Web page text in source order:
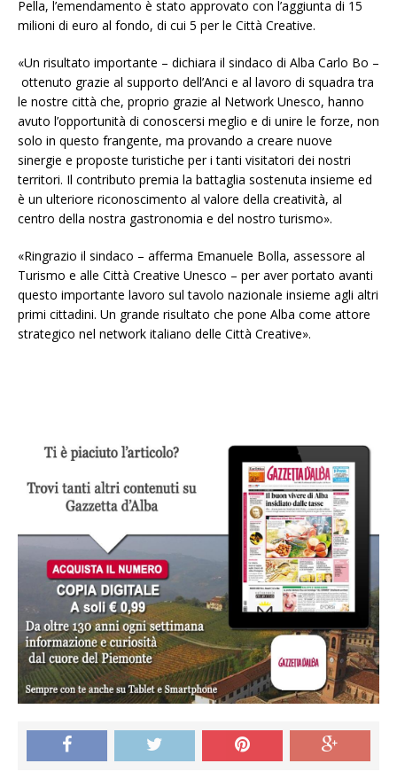
Pella, l’emendamento è stato approvato con l’aggiunta di 15
milioni di euro al fondo, di cui 5 per le Città Creative.
«Un risultato importante – dichiara il sindaco di Alba Carlo Bo –
ottenuto grazie al supporto dell’Anci e al lavoro di squadra tra
le nostre città che, proprio grazie al Network Unesco, hanno
avuto l’opportunità di conoscersi meglio e di unire le forze, non
solo in questo frangente, ma provando a creare nuove
sinergie e proposte turistiche per i tanti visitatori dei nostri
territori. Il contributo premia la battaglia sostenuta insieme ed
è un ulteriore riconoscimento al valore della creatività, al
centro della nostra gastronomia e del nostro turismo».
«Ringrazio il sindaco – afferma Emanuele Bolla, assessore al
Turismo e alle Città Creative Unesco – per aver portato avanti
questo importante lavoro sul tavolo nazionale insieme agli altri
primi cittadini. Un grande risultato che pone Alba come attore
strategico nel network italiano delle Città Creative».